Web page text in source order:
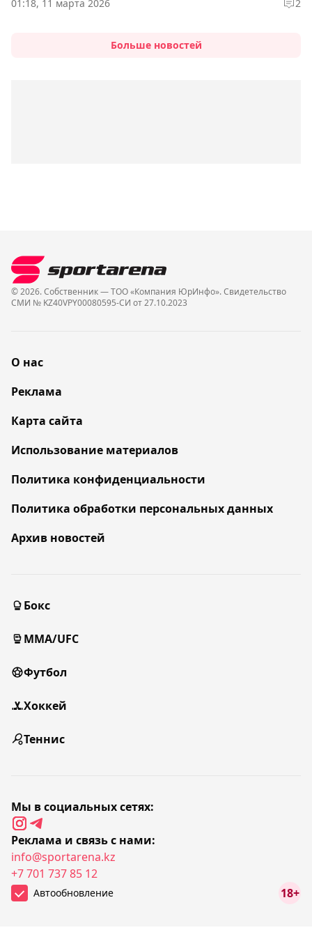
01:18, 11 марта 2026 2
Больше новостей
© 2026. Собственник — ТОО «Компания ЮрИнфо». Cвидетельство
СМИ № KZ40VPY00080595-СИ от 27.10.2023
О нас
Реклама
Карта сайта
Использование материалов
Политика конфиденциальности
Политика обработки персональных данных
Архив новостей
Бокс
MMA/UFC
Футбол
Хоккей
Теннис
Мы в социальных сетях:
Реклама и связь с нами:
info@sportarena.kz
+7 701 737 85 12
Автообновление 18+